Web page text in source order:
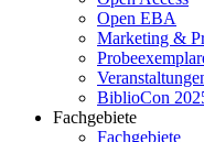
Open EBA
Marketing &
BiblioCon
Fachgebiete
Fachgebiete